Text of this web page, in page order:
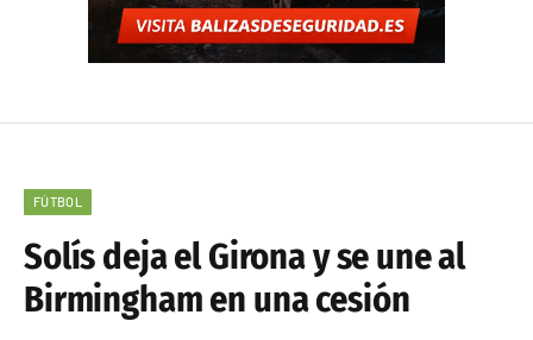
FÚTBOL
Solís deja el Girona y se une al
Birmingham en una cesión